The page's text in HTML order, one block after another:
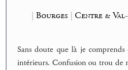
| Bourges | Centre &
Sans doute que là je
intérieurs. Confusion ou trou de